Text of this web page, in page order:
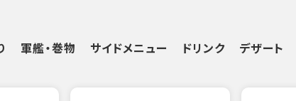
軍艦・巻物 サイドメニュー ドリンク デザート